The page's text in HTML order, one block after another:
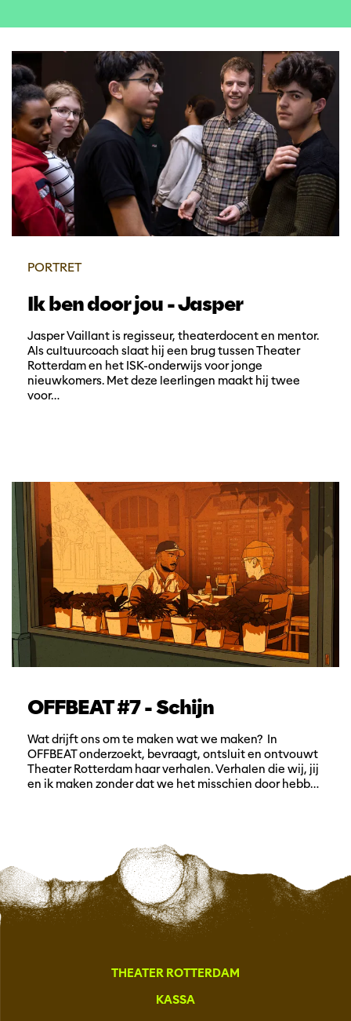
Ik ben door jou - Jasper
Jasper Vaillant is regisseur, theaterdocent en mentor.
Als cultuurcoach slaat hij een brug tussen Theater
Rotterdam en het ISK-onderwijs voor jonge
nieuwkomers. Met deze leerlingen maakt hij twee
voor…
PORTRET
OFFBEAT #7 - Schijn
Wat drijft ons om te maken wat we maken? In
OFFBEAT onderzoekt, bevraagt, ontsluit en ontvouwt
Theater Rotterdam haar verhalen. Verhalen die wij, jij
en ik maken zonder dat we het misschien door hebb…
THEATER ROTTERDAM
KASSA